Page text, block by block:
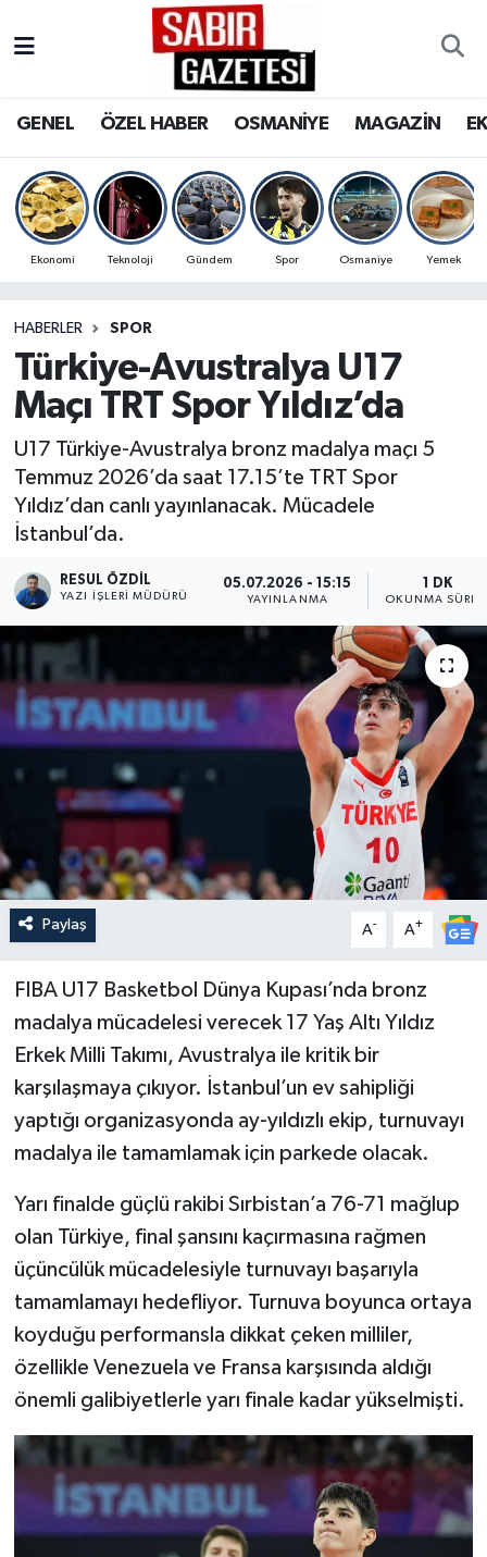
GENEL ÖZEL HABER OSMANİYE MAGAZİN
Ekonomi Teknoloji Gündem Spor Osmaniye Yemek
HABERLER SPOR
Türkiye-Avustralya U17
Maçı TRT Spor Yıldız’da
U17 Türkiye-Avustralya bronz madalya maçı 5
Temmuz 2026’da saat 17.15’te TRT Spor
Yıldız’dan canlı yayınlanacak. Mücadele
İstanbul’da.
RESUL ÖZDIL
YAZI İŞLERI MÜDÜRÜ
05.07.2026 - 15:15
YAYINLANMA
1 DK
OKUNMA
Paylaş A- A+
FIBA U17 Basketbol Dünya Kupası’nda bronz
madalya mücadelesi verecek 17 Yaş Altı Yıldız
Erkek Milli Takımı, Avustralya ile kritik bir
karşılaşmaya çıkıyor. İstanbul’un ev sahipliği
yaptığı organizasyonda ay-yıldızlı ekip, turnuvayı
madalya ile tamamlamak için parkede olacak.
Yarı finalde güçlü rakibi Sırbistan’a 76-71 mağlup
olan Türkiye, final şansını kaçırmasına rağmen
üçüncülük mücadelesiyle turnuvayı başarıyla
tamamlamayı hedefliyor. Turnuva boyunca ortaya
koyduğu performansla dikkat çeken milliler,
özellikle Venezuela ve Fransa karşısında aldığı
önemli galibiyetlerle yarı finale kadar yükselmişti.
OSMANİYE
MAGAZİN
SPOR
RESMİ İLANLAR
Osmaniye Nöbetçi Eczaneler
Osmaniye Trafik Yoğunluk Haritası
Süper Lig Puan Durumu ve Fikstür
Son Dakika Haberleri
Haber Arşivi